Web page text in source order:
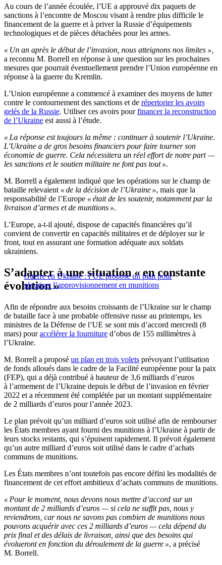
Au cours de l’année écoulée, l’UE a approuvé dix paquets de
sanctions à l’encontre de Moscou visant à rendre plus difficile le
financement de la guerre et à priver la Russie d’équipements
technologiques et de pièces détachées pour les armes.
« Un an après le début de l’invasion, nous atteignons nos limites »,
a reconnu M. Borrell en réponse à une question sur les prochaines
mesures que pourrait éventuellement prendre l’Union européenne en
réponse à la guerre du Kremlin.
L’Union européenne a commencé à examiner des moyens de lutter
contre le contournement des sanctions et de répertorier les avoirs
gelés de la Russie. Utiliser ces avoirs pourfinancer la reconstruction
de l’Ukraine est aussi à l’étude.
« La réponse est toujours la même : continuer à soutenir l’Ukraine.
L’Ukraine a de gros besoins financiers pour faire tourner son
économie de guerre. Cela nécessitera un réel effort de notre part —
les sanctions et le soutien militaire ne font pas tout ».
M. Borrell a également indiqué que les opérations sur le champ de
bataille relevaient « de la décision de l’Ukraine », mais que la
responsabilité de l’Europe « était de les soutenir, notamment par la
livraison d’armes et de munitions ».
L’Europe, a-t-il ajouté, dispose de capacités financières qu’il
convient de convertir en capacités militaires et de déployer sur le
front, tout en assurant une formation adéquate aux soldats
ukrainiens.
Guerre en Ukraine : l’UE propose un plan pour
sécuriser l’approvisionnement en munitions
S’adapter à une situation « en constante
évolution »
Afin de répondre aux besoins croissants de l’Ukraine sur le champ
de bataille face à une probable offensive russe au printemps, les
ministres de la Défense de l’UE se sont mis d’accord mercredi (8
mars) pouraccélérer la fourniture d’obus de 155 millimètres à
l’Ukraine.
M. Borrell a proposé un plan en trois volets prévoyant l’utilisation
de fonds alloués dans le cadre de la Facilité européenne pour la paix
(FEP), qui a déjà contribué à hauteur de 3,6 milliards d’euros
à l’armement de l’Ukraine depuis le début de l’invasion en février
2022 et a récemment été complétée par un montant supplémentaire
de 2 milliards d’euros pour l’année 2023.
Le plan prévoit qu’un milliard d’euros soit utilisé afin de rembourser
les États membres ayant fourni des munitions à l’Ukraine à partir de
leurs stocks restants, qui s’épuisent rapidement. Il prévoit également
qu’un autre milliard d’euros soit utilisé dans le cadre d’achats
communs de munitions.
Les États membres n’ont toutefois pas encore défini les modalités de
financement de cet effort ambitieux d’achats communs de munitions.
« Pour le moment, nous devons nous mettre d’accord sur un
montant de 2 milliards d’euros — si cela ne suffit pas, nous y
reviendrons, car nous ne savons pas combien de munitions nous
pouvons acquérir avec ces 2 milliards d’euros — cela dépend du
prix final et des délais de livraison, ainsi que des besoins qui
évolueront en fonction du déroulement de la guerre », a précisé
M. Borrell.